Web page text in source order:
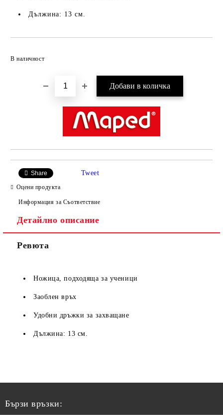
Дължина: 13 см.
В наличност
Share Tweet
Оцени продукта
Информация за Съответствие
Детайлно описание
Ревюта
Ножица, подходяща за ученици
Заоблен връх
Удобни дръжки за захващане
Дължина: 13 см.
Бързи връзки: